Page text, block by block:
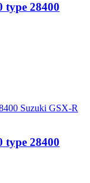
type 28400
type 28400